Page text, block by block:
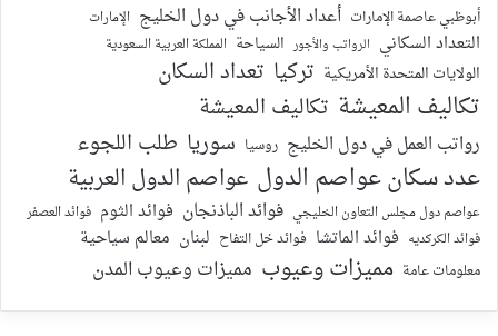
أبوظبي عاصمة الإمارات أعداد الأجانب في دول الخليج الإمارات
التعداد السكاني الرواتب والأجور السياحة المملكة العربية السعودية
الولايات المتحدة الأمريكية تركيا تعداد السكان
تكاليف المعيشة تكاليف المعيشة
رواتب العمل في دول الخليج روسيا سوريا طلب اللجوء
عدد سكان عواصم الدول عواصم الدول العربية
عواصم دول مجلس التعاون الخليجي فوائد الباذنجان فوائد الثوم فوائد العصفر
فوائد الكركديه فوائد الماتشا فوائد خل التفاح لبنان معالم سياحية
معلومات عامة مميزات وعيوب مميزات وعيوب المدن